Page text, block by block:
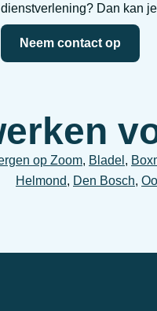
dienstverlening? Dan kan
Neem contact op
op Zoom, Bladel ,
Helmond, Den Bosch,